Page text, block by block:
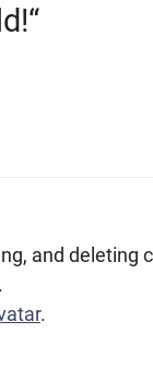
and deleting
.